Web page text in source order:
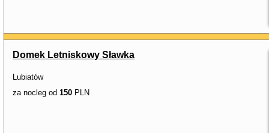
Domek Letniskowy Sławka
Lubiatów
za nocleg od 150 PLN